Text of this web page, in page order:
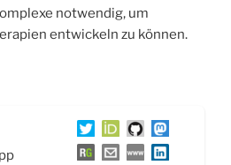
notwendig, um
entwickeln zu können.